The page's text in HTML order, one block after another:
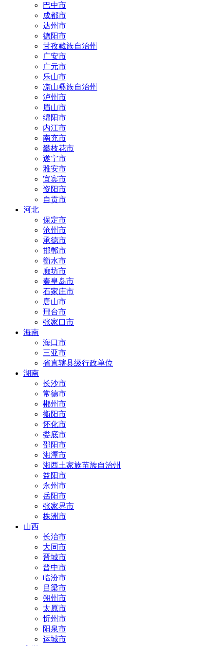
巴中市
成都市
达州市
德阳市
甘孜藏族自治州
广安市
广元市
乐山市
凉山彝族自治州
泸州市
眉山市
绵阳市
内江市
南充市
攀枝花市
遂宁市
雅安市
宜宾市
资阳市
自贡市
河北
保定市
沧州市
承德市
邯郸市
衡水市
廊坊市
秦皇岛市
石家庄市
唐山市
邢台市
张家口市
海南
海口市
三亚市
省直辖县级行政单位
湖南
长沙市
常德市
郴州市
衡阳市
怀化市
娄底市
邵阳市
湘潭市
湘西土家族苗族自治州
益阳市
永州市
岳阳市
张家界市
株洲市
山西
长治市
大同市
晋城市
晋中市
临汾市
吕梁市
朔州市
太原市
忻州市
阳泉市
运城市